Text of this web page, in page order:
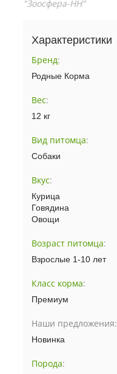
"Зоосфера-НН"
Характеристики
Бренд:
Родные Корма
Вес:
12 кг
Вид питомца:
Собаки
Вкус:
Курица
Говядина
Овощи
Возраст питомца:
Взрослые 1-10 лет
Класс корма:
Премиум
Наши предложения:
Новинка
Порода: